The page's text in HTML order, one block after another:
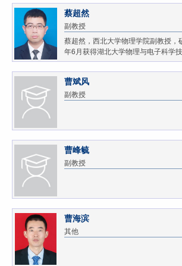
蔡超然
副教授
蔡超然，西北大学物理学院副教授，
年6月获得湖北大学物理与电子科学
位；2017年6月获得兰州大学物理科
理专业博士学位；2017年7月至今，
曹斌风
副教授
曹峰毓
副教授
曹海滨
其他